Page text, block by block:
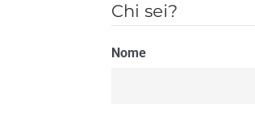
È vietato
Chi sei?
Nome